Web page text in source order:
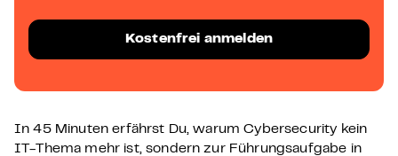
In 45 Minuten erfährst Du, warum Cybersecurity kein
IT-Thema mehr ist, sondern zur Führungsaufgabe in
Kostenfrei anmelden